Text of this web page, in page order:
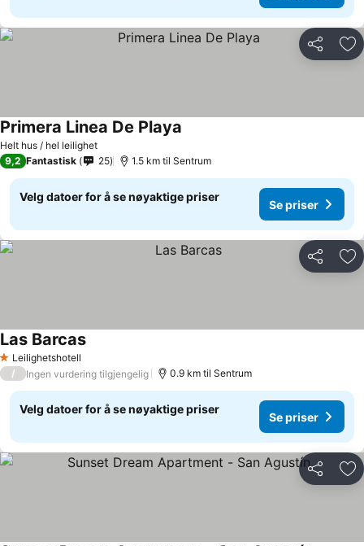
Del
Helt hus / hel leilighet
Primera Linea De Playa
9,2 Fantastisk 25 1.5 km til Sentrum
Velg datoer for å se nøyaktige priser
Se priser
Del
1 Stjerner
Leilighetshotell
Las Barcas
/ Ingen vurdering tilgjengelig 0.9 km til Sentrum
Velg datoer for å se nøyaktige priser
Se priser
Del